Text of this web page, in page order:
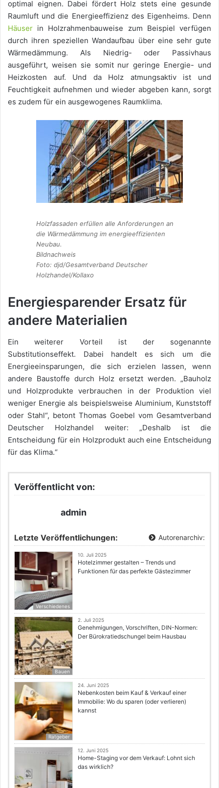
optimal eignen. Dabei fördert Holz stets eine gesunde
Raumluft und die Energieeffizienz des Eigenheims. Denn
Häuser in Holzrahmenbauweise zum Beispiel verfügen
durch ihren speziellen Wandaufbau über eine sehr gute
Wärmedämmung. Als Niedrig- oder Passivhaus
ausgeführt, weisen sie somit nur geringe Energie- und
Heizkosten auf. Und da Holz atmungsaktiv ist und
Feuchtigkeit aufnehmen und wieder abgeben kann, sorgt
es zudem für ein ausgewogenes Raumklima.
Holzfassaden erfüllen alle Anforderungen an
die Wärmedämmung im energieeffizienten
Neubau.
Bildnachweis
Foto: djd/Gesamtverband Deutscher
Holzhandel/Kollaxo
Energiesparender Ersatz für
andere Materialien
Ein weiterer Vorteil ist der sogenannte
Substitutionseffekt. Dabei handelt es sich um die
Energieeinsparungen, die sich erzielen lassen, wenn
andere Baustoffe durch Holz ersetzt werden. „Bauholz
und Holzprodukte verbrauchen in der Produktion viel
weniger Energie als beispielsweise Aluminium, Kunststoff
oder Stahl“, betont Thomas Goebel vom Gesamtverband
Deutscher Holzhandel weiter: „Deshalb ist die
Entscheidung für ein Holzprodukt auch eine Entscheidung
für das Klima.“
Veröffentlicht von:
admin
Letzte Veröffentlichungen: Autorenarchiv:
Verschiedenes
10. Juli 2025
Hotelzimmer gestalten – Trends und
Funktionen für das perfekte Gästezimmer
Bauen
2. Juli 2025
Genehmigungen, Vorschriften, DIN-Normen:
Der Bürokratiedschungel beim Hausbau
Ratgeber
24. Juni 2025
Nebenkosten beim Kauf & Verkauf einer
Immobilie: Wo du sparen (oder verlieren)
kannst
12. Juni 2025
Home-Staging vor dem Verkauf: Lohnt sich
das wirklich?